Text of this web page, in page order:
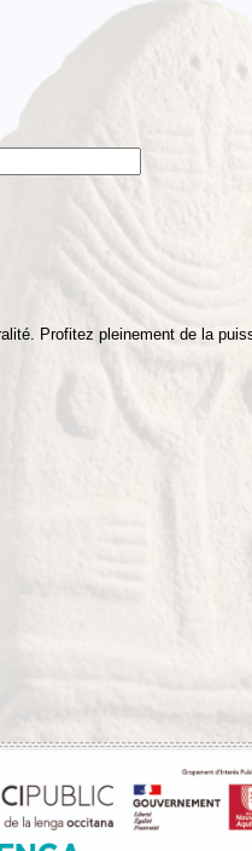
Profitez pleinement de la